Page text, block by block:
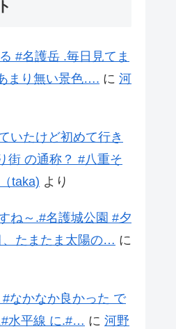
#名護岳 .毎日見てま
まり無い景色…. に 河
いたけど初めて行き
街 の通称？ #八重そ
taka) より
ね～.#名護城公園 #夕
、たまたま太陽の… に
なかなか良かった で
水平線 に.#… に 河野